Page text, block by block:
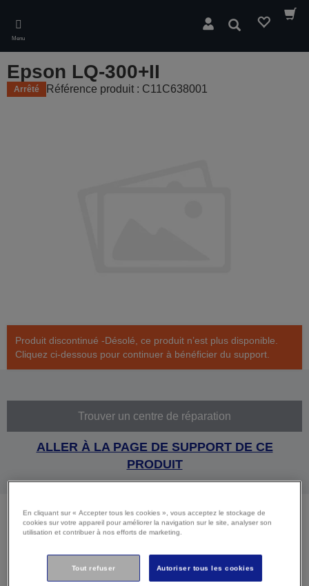
main
content
Menu
Rechercher
Epson LQ-300+II
Arrêté Référence produit : C11C638001
Produit discontinué -Désolé, ce produit n’est plus disponible.
Cliquez ci-dessous pour continuer à bénéficier du support.
Trouver un centre de réparation
ALLER À LA PAGE DE SUPPORT DE CE
PRODUIT
Caractéristiques
techniques
En cliquant sur « Accepter tous les cookies », vous acceptez le stockage de
cookies sur votre appareil pour améliorer la navigation sur le site, analyser son
utilisation et contribuer à nos efforts de marketing.
Tout refuser Autoriser tous les cookies